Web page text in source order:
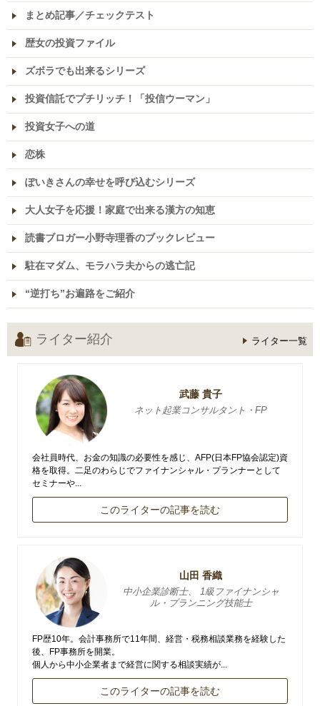
まとめ記事／チェックテスト
歴女の投資ファイル
ズボラでも出来るシリーズ
投資信託でプチリッチ！「投信ウーマン」
投資女子への道
恋株
ぽいきさんの幸せを呼び込むシリーズ
大人女子を応援！家庭で出来る漢方の知恵
読書ブロガー小野寺理香のブックレビュー
駐在マダム、モラハラ夫からの逃亡記
“逆打ち”お遍路をご紹介
ライター紹介 ライター一覧
武藤 貴子
ネット起業コンサルタント・FP
会社員時代、お金の知識の必要性を感じ、AFP(日本FP協会認定)資
格を取得。二足のわらじでファイナンシャル・プランナーとして
セミナーや...
このライターの記事を読む
山田 香織
中小企業診断士、 1級ファイナンシャ
ル・プランニング技能士
FP歴10年。会計事務所で11年間、経営・税務相談業務を経験した
後、FP事務所を開業。
個人から中小企業者まで経営に関する相談実績が...
このライターの記事を読む